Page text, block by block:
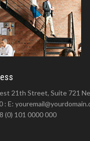
21th Street, Suite 721
: E:
(0) 101 0000 000